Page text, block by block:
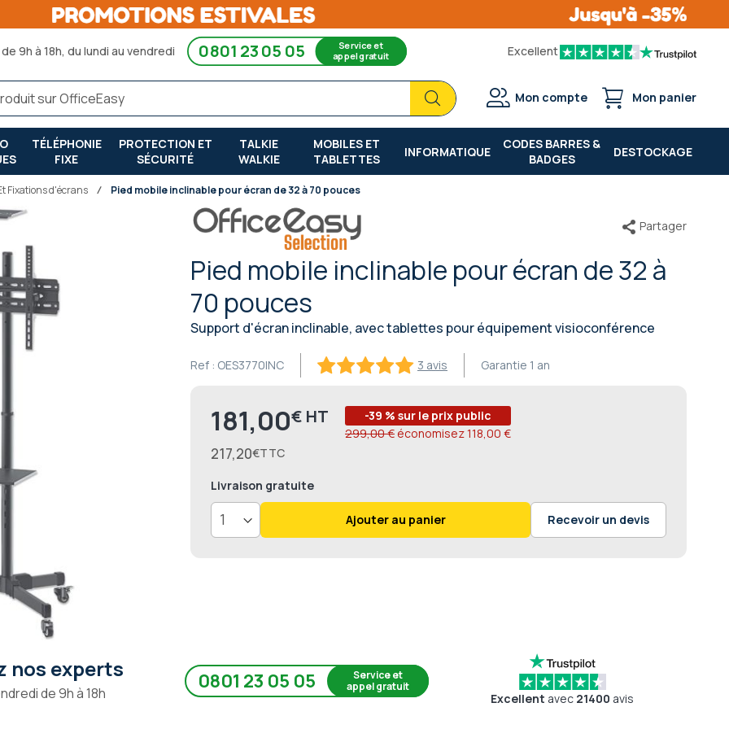
9h à 18h, du lundi au vendredi 0801 23 05 05 Service et
appel gratuit Excellent
Chercher
Chercher
Mon compte Mon panier
TÉLÉPHONIE
FIXE
PROTECTION ET
SÉCURITÉ
TALKIE
WALKIE
MOBILES ET
TABLETTES
INFORMATIQUE
CODES BARRES &
BADGES
DESTOCKAGE
Fixations d'écrans Pied mobile inclinable pour écran de 32 à 70 pouces
Pied mobile inclinable pour écran de 32 à
70 pouces
Support d'écran inclinable, avec tablettes pour équipement visioconférence
3 avis Garantie 1 an
Ref : OES3770INC
Partager
Prix
181,00€
217,20€
-39 % sur le prix public
299,00 € économisez118,00 €
Livraison gratuite
Ajouter au panier Recevoir un devis
nos experts
de 9h à 18h 0801 23 05 05
Service et
appel gratuit
Excellent avec 21400 avis